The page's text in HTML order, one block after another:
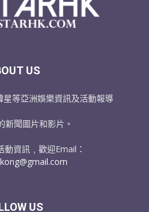
US
等亞洲娛樂資訊及活動報導
新聞圖片和影片。
資訊﹐歡迎Email：
US